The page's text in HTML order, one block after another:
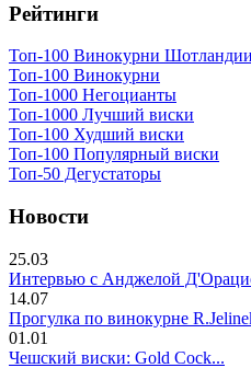
Рейтинги
Топ-100 Винокурни Шотландии
Топ-100 Винокурни
Топ-1000 Негоцианты
Топ-1000 Лучший виски
Топ-100 Худший виски
Топ-100 Популярный виски
Топ-50 Дегустаторы
Новости
25.03
Интервью с Анджелой
14.07
Прогулка по винокурне
01.01
Чешский виски: Gold Cock...